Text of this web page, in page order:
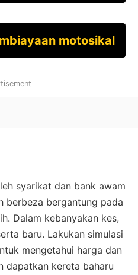
motosikal
syarikat dan bank awam
berbeza bergantung pada
Dalam kebanyakan kes,
baru. Lakukan simulasi
mengetahui harga dan
dapatkan kereta baharu